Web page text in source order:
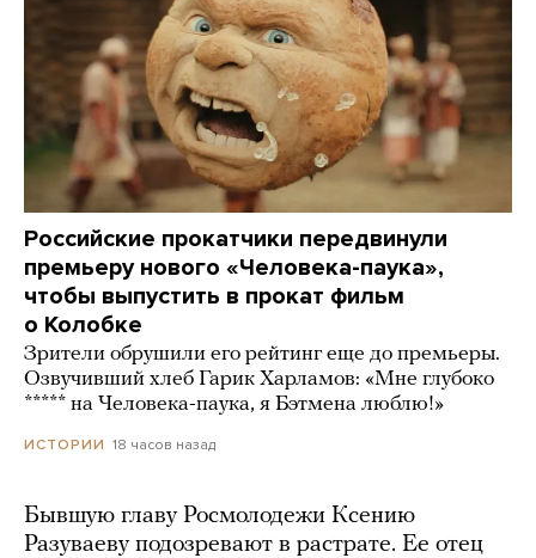
Российские прокатчики передвинули
премьеру нового «Человека-паука»,
чтобы выпустить в прокат фильм
о Колобке
Зрители обрушили его рейтинг еще до премьеры.
Озвучивший хлеб Гарик Харламов: «Мне глубоко
***** на Человека-паука, я Бэтмена люблю!»
ИСТОРИИ 18 часов назад
Бывшую главу Росмолодежи Ксению
Разуваеву подозревают в растрате. Ее отец